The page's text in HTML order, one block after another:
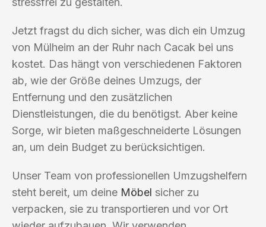
Jetzt fragst du dich sicher, was dich ein Umzug
von Mülheim an der Ruhr nach Cacak bei uns
kostet. Das hängt von verschiedenen Faktoren
ab, wie der Größe deines Umzugs, der
Entfernung und den zusätzlichen
Dienstleistungen, die du benötigst. Aber keine
Sorge, wir bieten maßgeschneiderte Lösungen
an, um dein Budget zu berücksichtigen.
Unser Team von professionellen Umzugshelfern
steht bereit, um deine Möbel sicher zu
verpacken, sie zu transportieren und vor Ort